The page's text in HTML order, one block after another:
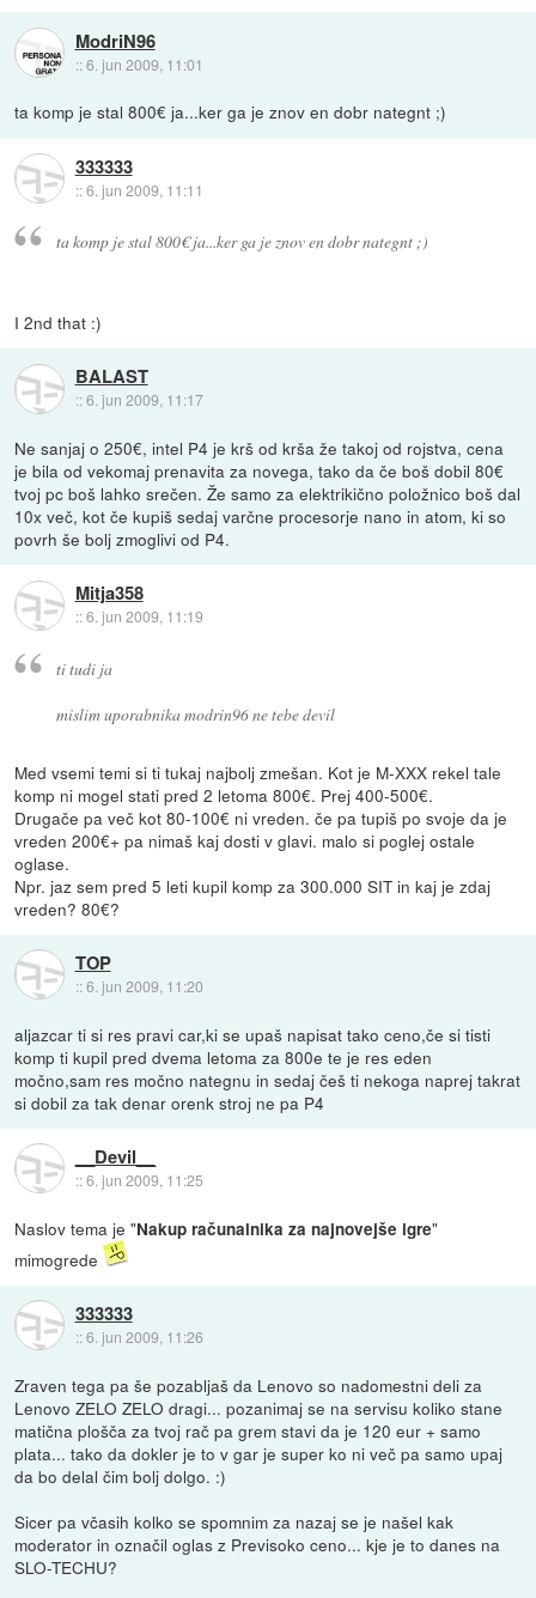
ModriN96
::6. jun 2009, 11:01
ta komp je stal 800€ ja...ker ga je znov en dobr nategnt ;)
333333
::6. jun 2009, 11:11
ta komp je stal 800€ ja...ker ga je znov en dobr nategnt ;)
I 2nd that :)
BALAST
::6. jun 2009, 11:17
Ne sanjaj o 250€, intel P4 je krš od krša že takoj od rojstva, cena
je bila od vekomaj prenavita za novega, tako da če boš dobil 80€
tvoj pc boš lahko srečen. Že samo za elektrikično položnico boš dal
10x več, kot če kupiš sedaj varčne procesorje nano in atom, ki so
povrh še bolj zmoglivi od P4.
Mitja358
::6. jun 2009, 11:19
ti tudi ja
mislim uporabnika modrin96 ne tebe devil
Med vsemi temi si ti tukaj najbolj zmešan. Kot je M-XXX rekel tale
komp ni mogel stati pred 2 letoma 800€. Prej 400-500€.
Drugače pa več kot 80-100€ ni vreden. če pa tupiš po svoje da je
vreden 200€+ pa nimaš kaj dosti v glavi. malo si poglej ostale
oglase.
Npr. jaz sem pred 5 leti kupil komp za 300.000 SIT in kaj je zdaj
vreden? 80€?
TOP
::6. jun 2009, 11:20
aljazcar ti si res pravi car,ki se upaš napisat tako ceno,če si tisti
komp ti kupil pred dvema letoma za 800e te je res eden
močno,sam res močno nategnu in sedaj češ ti nekoga naprej takrat
si dobil za tak denar orenk stroj ne pa P4
__Devil__
::6. jun 2009, 11:25
Naslov tema je "Nakup računalnika za najnovejše igre"
mimogrede
333333
::6. jun 2009, 11:26
Zraven tega pa še pozabljaš da Lenovo so nadomestni deli za
Lenovo ZELO ZELO dragi... pozanimaj se na servisu koliko stane
matična plošča za tvoj rač pa grem stavi da je 120 eur + samo
plata... tako da dokler je to v gar je super ko ni več pa samo upaj
da bo delal čim bolj dolgo. :)
Sicer pa včasih kolko se spomnim za nazaj se je našel kak
moderator in označil oglas z Previsoko ceno... kje je to danes na
SLO-TECHU?